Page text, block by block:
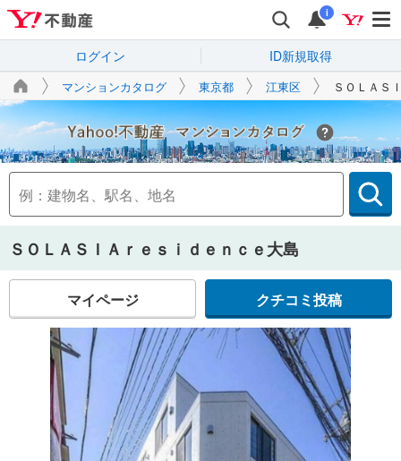
i
ログイン ID新規取得
マンションカタログ 東京都 江東区 ＳＯＬＡＳ
Yahoo!不動産
ＳＯＬＡＳＩＡｒｅｓｉｄｅｎｃｅ大島
マイページ クチコミ投稿